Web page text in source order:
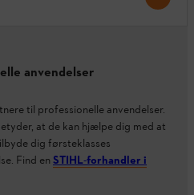
anvendelser
til professionelle anvendelser.
at de kan hjælpe dig med at
dig førsteklasses
Find en STIHL-forhandler i